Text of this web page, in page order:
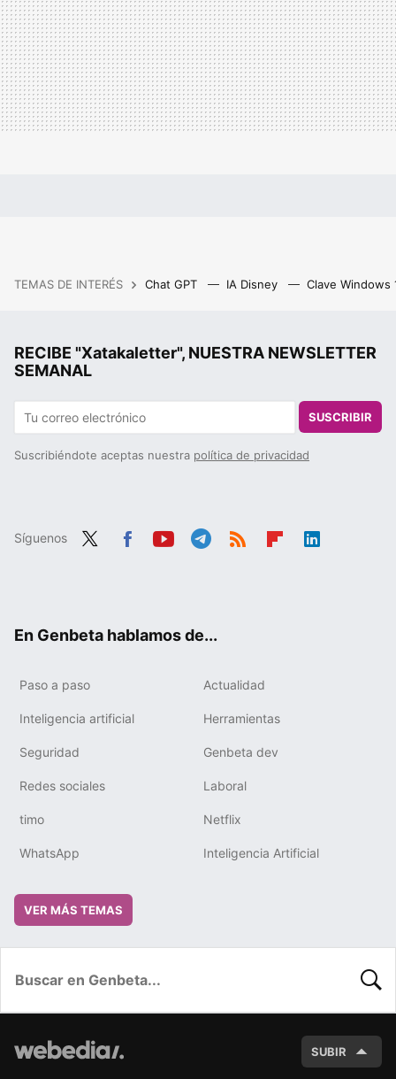
TEMAS DE INTERÉS Chat GPT IA Disney Clave Windows
RECIBE "Xatakaletter", NUESTRA NEWSLETTER
SEMANAL
SUSCRIBIR
Suscribiéndote aceptas nuestra política de privacidad
Síguenos
En Genbeta hablamos de...
Paso a paso Actualidad
Inteligencia artificial Herramientas
Seguridad Genbeta dev
Redes sociales Laboral
timo Netflix
WhatsApp Inteligencia Artificial
VER MÁS TEMAS
SUBIR